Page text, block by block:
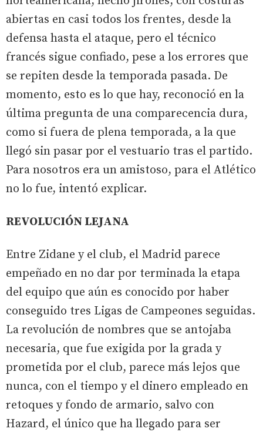
abiertas en casi todos los frentes, desde la
defensa hasta el ataque, pero el técnico
francés sigue confiado, pese a los errores que
se repiten desde la temporada pasada. De
momento, esto es lo que hay, reconoció en la
última pregunta de una comparecencia dura,
como si fuera de plena temporada, a la que
llegó sin pasar por el vestuario tras el partido.
Para nosotros era un amistoso, para el Atlético
no lo fue, intentó explicar.
REVOLUCIÓN LEJANA
Entre Zidane y el club, el Madrid parece
empeñado en no dar por terminada la etapa
del equipo que aún es conocido por haber
conseguido tres Ligas de Campeones seguidas.
La revolución de nombres que se antojaba
necesaria, que fue exigida por la grada y
prometida por el club, parece más lejos que
nunca, con el tiempo y el dinero empleado en
retoques y fondo de armario, salvo con
Hazard, el único que ha llegado para ser